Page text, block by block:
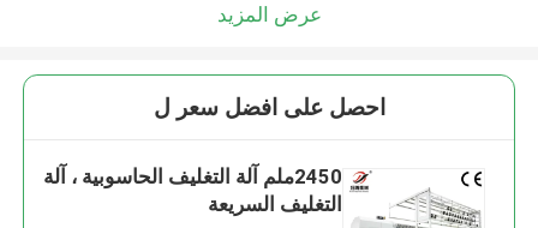
عرض المزيد
احصل على افضل سعر ل
2450ملم آلة التغليف الحاسوبية ، آلة
التغليف السريعة